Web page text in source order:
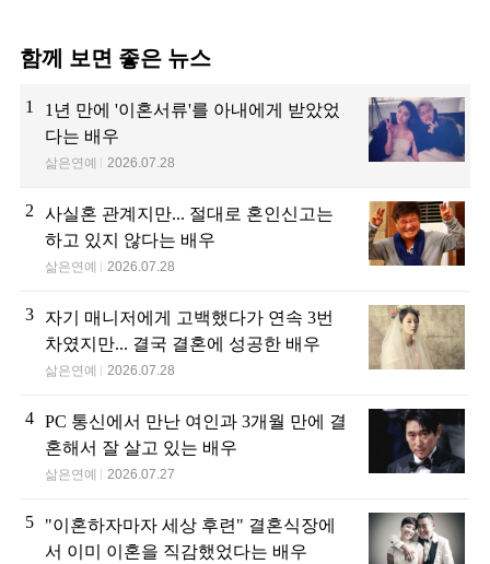
함께 보면 좋은 뉴스
1
1년 만에 '이혼서류'를 아내에게 받았었
다는 배우
삶은연예 2026.07.28
2
사실혼 관계지만... 절대로 혼인신고는
하고 있지 않다는 배우
삶은연예 2026.07.28
3
자기 매니저에게 고백했다가 연속 3번
차였지만... 결국 결혼에 성공한 배우
삶은연예 2026.07.28
4 PC 통신에서 만난 여인과 3개월 만에 결
혼해서 잘 살고 있는 배우
삶은연예 2026.07.27
5
"이혼하자마자 세상 후련" 결혼식장에
서 이미 이혼을 직감했었다는 배우